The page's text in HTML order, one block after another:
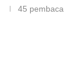
45 pembaca